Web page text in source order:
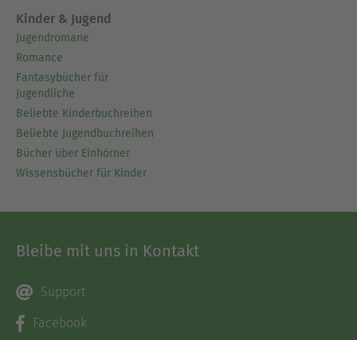
Kinder & Jugend
Jugendromane
Romance
Fantasybücher für
Jugendliche
Beliebte Kinderbuchreihen
Beliebte Jugendbuchreihen
Bücher über Einhörner
Wissensbücher für Kinder
Bleibe mit uns in Kontakt
Support
Facebook